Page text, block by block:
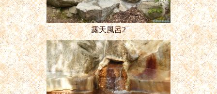
露天風呂2